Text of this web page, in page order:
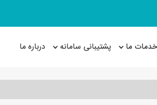
خدمات ما پشتیبانی سامانه درباره ما